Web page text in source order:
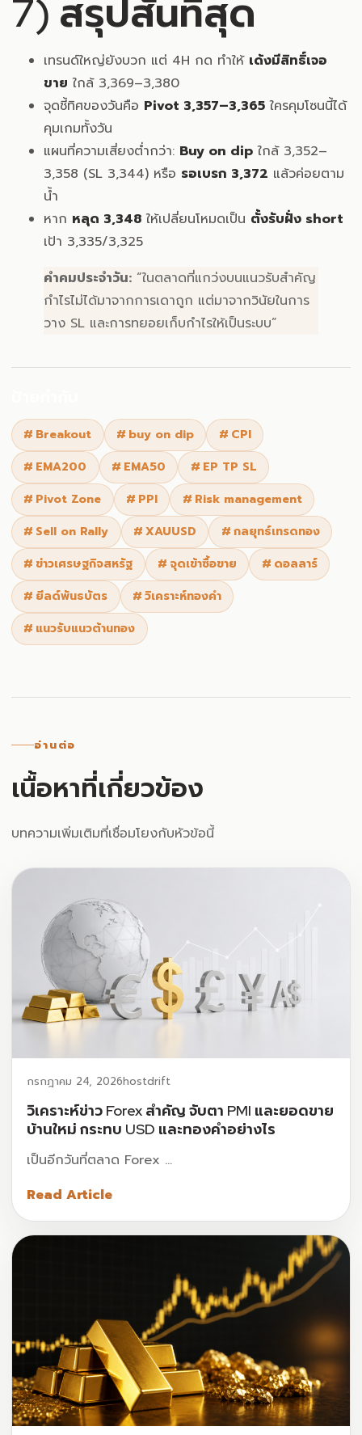
7) สรุปสั้นที่สุด
เทรนด์ใหญ่ยังบวก แต่ 4H กด ทำให้ เด้งมีสิทธิ์เจอ
ขาย ใกล้ 3,369–3,380
จุดชี้ทิศของวันคือ Pivot 3,357–3,365 ใครคุมโซนนี้ได้
คุมเกมทั้งวัน
แผนที่ความเสี่ยงต่ำกว่า: Buy on dip ใกล้ 3,352–
3,358 (SL 3,344) หรือ รอเบรก 3,372 แล้วค่อยตาม
น้ำ
หาก หลุด 3,348 ให้เปลี่ยนโหมดเป็น ตั้งรับฝั่ง short
เป้า 3,335/3,325
คำคมประจำวัน: “ในตลาดที่แกว่งบนแนวรับสำคัญ
กำไรไม่ได้มาจากการเดาถูก แต่มาจากวินัยในการ
วาง SL และการทยอยเก็บกำไรให้เป็นระบบ”
# Breakout # buy on dip # CPI
# EMA200 # EMA50 # EP TP SL
# Pivot Zone # PPI # Risk management
# Sell on Rally #XAUUSD #กลยุทธ์เทรดทอง
# ข่าวเศรษฐกิจสหรัฐ # จุดเข้าซื้อขาย # ดอลลาร์
# ยีลด์พันธบัตร #วิเคราะห์ทองคำ
# แนวรับแนวต้านทอง
อ่านต่อ
เนื้อหาที่เกี่ยวข้อง
บทความเพิ่มเติมที่เชื่อมโยงกับหัวข้อนี้
กรกฎาคม 24, 2026hostdrift
วิเคราะห์ข่าว Forex สำคัญ จับตา PMI และยอดขาย
บ้านใหม่ กระทบ USD และทองคำอย่างไร
เป็นอีกวันที่ตลาด Forex …
Read Article